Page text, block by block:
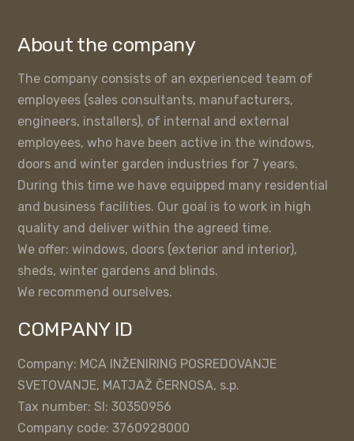
About the company
The company consists of an experienced team of
employees (sales consultants, manufacturers,
engineers, installers), of internal and external
employees, who have been active in the windows,
doors and winter garden industries for 7 years.
During this time we have equipped many residential
and business facilities. Our goal is to work in high
quality and deliver within the agreed time.
We offer: windows, doors (exterior and interior),
sheds, winter gardens and blinds.
We recommend ourselves.
COMPANY ID
Company: MCA INŽENIRING POSREDOVANJE
SVETOVANJE, MATJAŽ ČERNOSA, s.p.
Tax number: SI: 30350956
Company code: 3760928000